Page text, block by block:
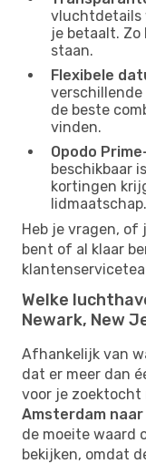
vluchtdetails
je betaalt.
staan.
Flexibele
de beste
vinden.
Opodo
beschikbaar
kortingen
lidmaatschap.
Heb je vragen, of
bent of al klaar
Welke
Newark, New
Afhankelijk van
dat er meer dan
voor je zoektocht
Amsterdam
de moeite waard
bekijken, omdat